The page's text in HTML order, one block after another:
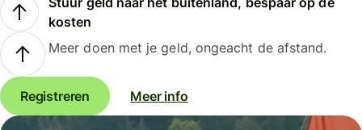
kosten
Meer doen met je geld, ongeacht de afstand.
Registreren Meer info